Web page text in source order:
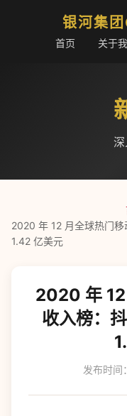
银河集
首页 关于
2020 年 12 月全球热门
1.42 亿美元
2020 年 12
收入榜：
发布时